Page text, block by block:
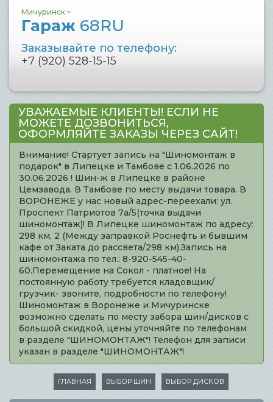
Мичуринск
Гараж 68RU
Заказывайте по телефону:
+7 (920) 528-15-15
УВАЖАЕМЫЕ КЛИЕНТЫ! ЕСЛИ НЕ
МОЖЕТЕ ДОЗВОНИТЬСЯ,
ОФОРМЛЯЙТЕ ЗАКАЗЫ ЧЕРЕЗ САЙТ!
Внимание! Стартует запись на "Шиномонтаж в
подарок" в Липецке и Тамбове с 1.06.2026 по
30.06.2026 ! Шин-ж в Липецке в районе
Цемзавода. В Тамбове по месту выдачи товара. В
ВОРОНЕЖЕ у нас новый адрес-переехали: ул.
Проспект Патриотов 7а/5(точка выдачи
шиномонтаж)! В Липецке шиномонтаж по адресу:
298 км, 2 (Между заправкой Роснефть и бывшим
кафе от Заката до рассвета/298 км).Запись на
шиномонтажа по тел.: 8-920-545-40-
60.Перемещение на Сокол - платное! На
постоянную работу требуется кладовщик/
грузчик- звоните, подробности по телефону!
Шиномонтаж в Воронеже и Мичуринске
возможно сделать по месту забора шин/дисков с
большой скидкой, цены уточняйте по телефонам
в разделе "ШИНОМОНТАЖ"! Телефон для записи
указан в разделе "ШИНОМОНТАЖ"!
ГЛАВНАЯ ВЫБОР ШИН ВЫБОР ДИСКОВ